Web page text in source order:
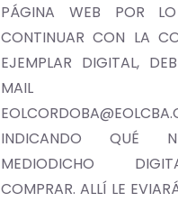
PÁGINA WEB POR
CONTINUAR CON LA
EJEMPLAR DIGITAL,
INDICANDO QUÉ
MEDIODICHO
COMPRAR. ALLÍ LE